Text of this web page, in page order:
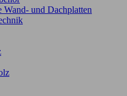
und Dachplatten